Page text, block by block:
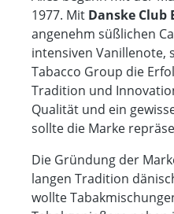
1977. Mit Danske Club
angenehm süßlichen
intensiven Vanillenote,
Tabacco Group die
Tradition und
Qualität und ein
sollte die Marke
Die Gründung der
langen Tradition
wollte